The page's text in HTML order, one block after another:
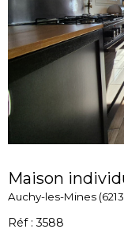
Maison
Auchy-les-Mines
Réf : 3588